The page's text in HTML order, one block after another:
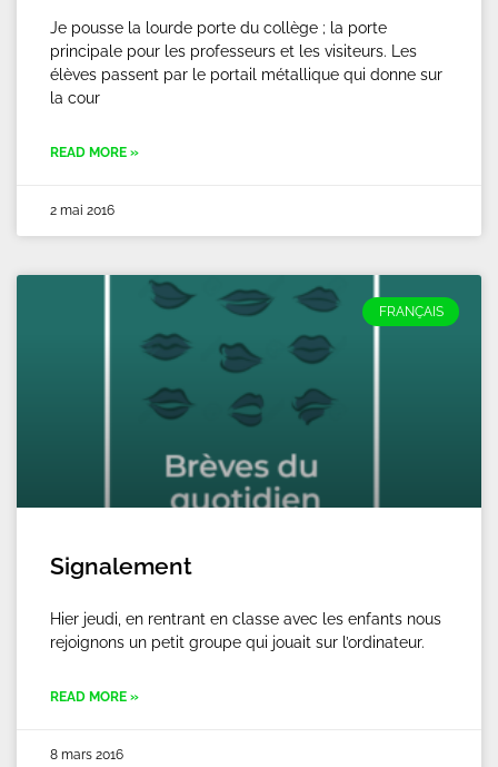
Je pousse la lourde porte du collège ; la porte
principale pour les professeurs et les visiteurs. Les
élèves passent par le portail métallique qui donne sur
la cour
READ MORE »
2 mai 2016
FRANÇAIS
Signalement
Hier jeudi, en rentrant en classe avec les enfants nous
rejoignons un petit groupe qui jouait sur l’ordinateur.
READ MORE »
8 mars 2016